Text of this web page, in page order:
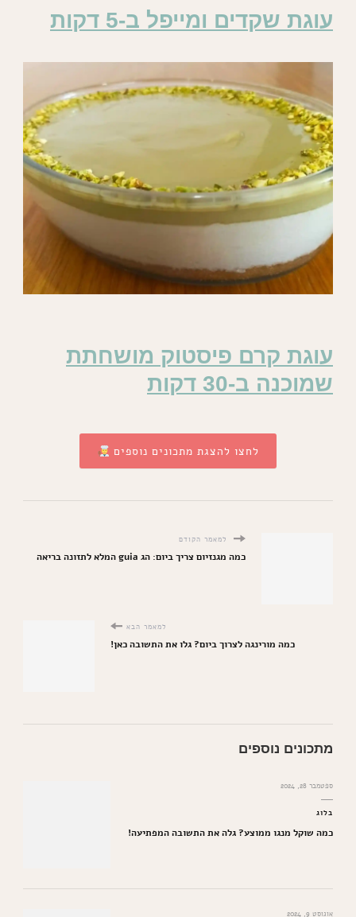
עוגת שקדים ומייפל ב-5 דקות
עוגת קרם פיסטוק מושחתת
שמוכנה ב-30 דקות
לחצו להצגת מתכונים נוספים
למאמר הקודם
כמה מגנזיום צריך ביום: הג guia המלא לתזונה בריאה
למאמר הבא
כמה מורינגה לצרוך ביום? גלו את התשובה כאן!
מתכונים נוספים
ספטמבר 28, 2024
בלוג
כמה שוקל מנגו ממוצע? גלה את התשובה המפתיעה!
אוגוסט 9, 2024